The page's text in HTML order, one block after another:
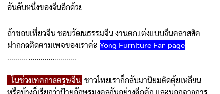
อันดับหนึ่งของจีนอีกด้วย
ถ้าชอบเที่ยวจีน ชอบวัฒนธรรมจีน งานตกแต่งแบบจีนคลาสสิค
ฝากกดติดตามเพจของเราค่ะ Yong Furniture Fan page
...................................
ในช่วงเทศกาลตรุษจีน ชาวไทยเราก็กลับมานิยมติดตุ้ยเหลียน
หรือบ้างก็เรียกว่าป้ายอักษรมงคลกันอย่างคึกคัก และนอกจากการ